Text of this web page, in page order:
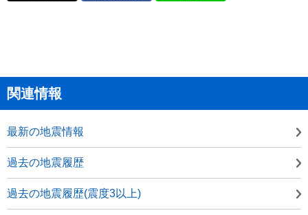
関連情報
最新の地震情報
過去の地震履歴
過去の地震履歴(震度3以上)